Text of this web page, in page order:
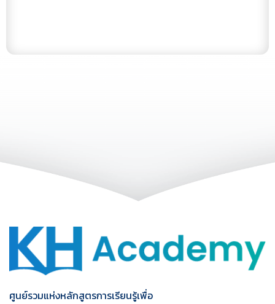
ศูนย์รวมแห่งหลักสูตรการเรียนรู้เพื่อ